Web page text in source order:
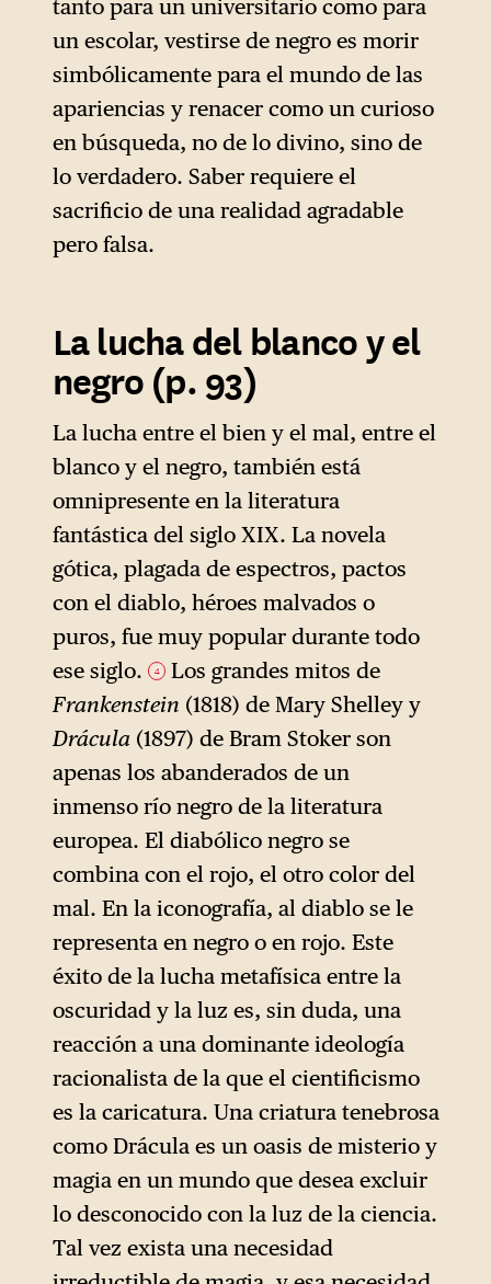
tanto para un universitario como para
un escolar, vestirse de negro es morir
simbólicamente para el mundo de las
apariencias y renacer como un curioso
en búsqueda, no de lo divino, sino de
lo verdadero. Saber requiere el
sacrificio de una realidad agradable
pero falsa.
La lucha del blanco y el
negro (p. 93)
La lucha entre el bien y el mal, entre el
blanco y el negro, también está
omnipresente en la literatura
fantástica del siglo XIX. La novela
gótica, plagada de espectros, pactos
con el diablo, héroes malvados o
puros, fue muy popular durante todo
ese siglo.
4 Los grandes mitos de
Frankenstein (1818) de Mary Shelley y
Drácula(1897) de Bram Stoker son
apenas los abanderados de un
inmenso río negro de la literatura
europea. El diabólico negro se
combina con el rojo, el otro color del
mal. En la iconografía, al diablo se le
representa en negro o en rojo. Este
éxito de la lucha metafísica entre la
oscuridad y la luz es, sin duda, una
reacción a una dominante ideología
racionalista de la que el cientificismo
es la caricatura. Una criatura tenebrosa
como Drácula es un oasis de misterio y
magia en un mundo que desea excluir
lo desconocido con la luz de la ciencia.
Tal vez exista una necesidad